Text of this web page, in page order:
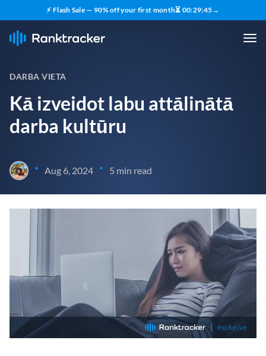
⚡ Flash Sale — 90% off your first month⏳ 00:29:44→
DARBA VIETA
Kā izveidot labu attālinātā
darba kultūru
• Aug 6, 2024 • 5 min read